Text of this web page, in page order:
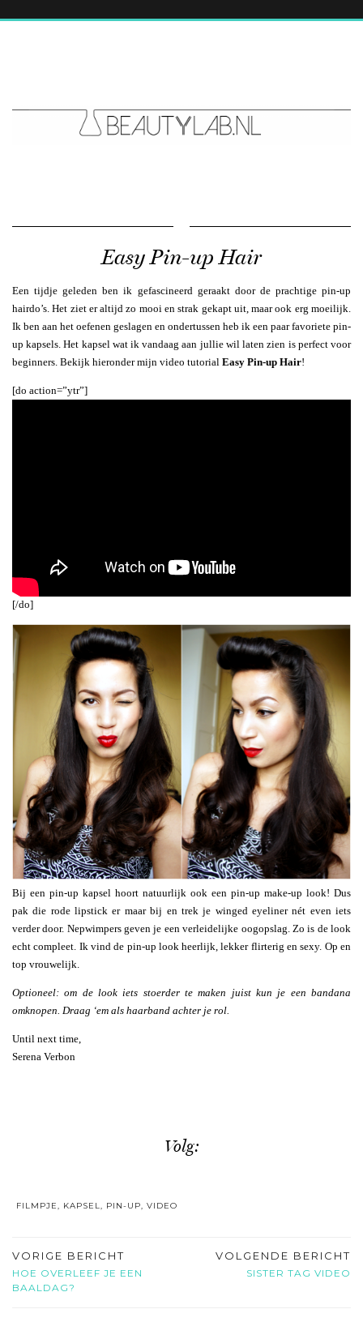
Easy Pin-up Hair
Een tijdje geleden ben ik gefascineerd geraakt door de prachtige pin-up
hairdo’s. Het ziet er altijd zo mooi en strak gekapt uit, maar ook erg moeilijk.
Ik ben aan het oefenen geslagen en ondertussen heb ik een paar favoriete pin-
up kapsels. Het kapsel wat ik vandaag aan jullie wil laten zien is perfect voor
beginners. Bekijk hieronder mijn video tutorial Easy Pin-up Hair!
[do action=”ytr”]
[/do]
Bij een pin-up kapsel hoort natuurlijk ook een pin-up make-up look! Dus
pak die rode lipstick er maar bij en trek je winged eyeliner nét even iets
verder door. Nepwimpers geven je een verleidelijke oogopslag. Zo is de look
echt compleet. Ik vind de pin-up look heerlijk, lekker flirterig en sexy. Op en
top vrouwelijk.
Optioneel: om de look iets stoerder te maken juist kun je een bandana
omknopen. Draag ‘em als haarband achter je rol.
Until next time,
Serena Verbon
Volg:
FILMPJE, KAPSEL, PIN-UP, VIDEO
VORIGE BERICHT
HOE OVERLEEF JE EEN
BAALDAG?
VOLGENDE BERICHT
SISTER TAG VIDEO